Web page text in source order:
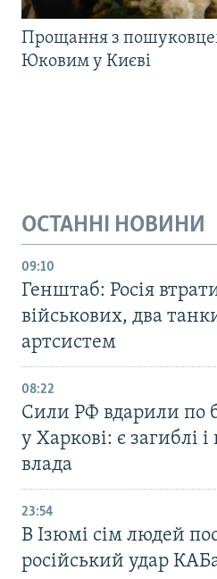
Прощання з
Юковим у Києві
ОСТАННІ НОВИНИ
09:10
Генштаб: Росія
військових, два
артсистем
08:22
Сили РФ вдарили по
у Харкові: є загиблі
влада
23:54
В Ізюмі сім людей
російський удар